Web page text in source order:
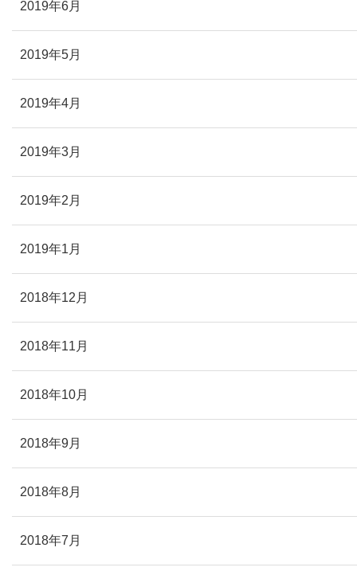
2019年6月
2019年5月
2019年4月
2019年3月
2019年2月
2019年1月
2018年12月
2018年11月
2018年10月
2018年9月
2018年8月
2018年7月